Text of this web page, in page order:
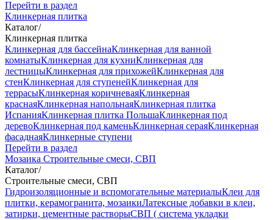
Перейти в раздел
Клинкерная плитка
Каталог/
Клинкерная плитка
Клинкерная для бассейнаКлинкерная для ванной
комнатыКлинкерная для кухниКлинкерная для
лестницыКлинкерная для прихожейКлинкерная для
стенКлинкерная для ступенейКлинкерная для
террасыКлинкерная коричневаяКлинкерная
краснаяКлинкерная напольнаяКлинкерная плитка
ИспанияКлинкерная плитка ПольшаКлинкерная под
деревоКлинкерная под каменьКлинкерная сераяКлинкерная
фасаднаяКлинкерные ступени
Перейти в раздел
Мозаика Строительные смеси, СВП
Каталог/
Строительные смеси, СВП
Гидроизоляционные и вспомогательные материалыКлеи для
плитки, керамогранита, мозаикиЛатексные добавки в клеи,
затирки, цементные растворыСВП ( система укладки